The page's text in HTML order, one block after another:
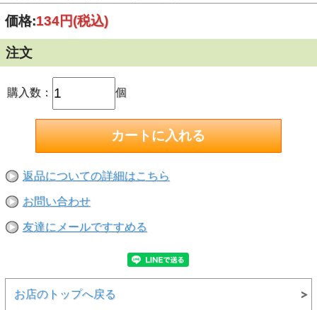
価格:134円(税込)
注文
購入数： 個
返品についての詳細はこちら
お問い合わせ
友達にメールですすめる
お店のトップへ戻る